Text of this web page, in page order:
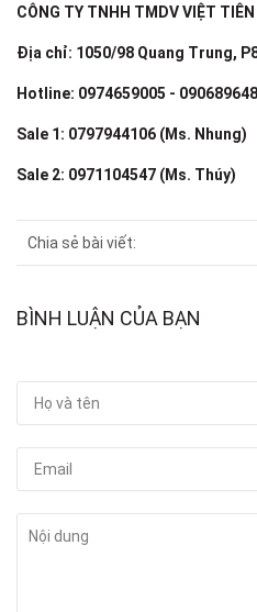
CÔNG TY TNHH TMDV VIỆT TIÊN
Địa chỉ: 1050/98 Quang Trung,
Hotline: 0974659005 -
Sale 1: 0797944106 (Ms. Nhung)
Sale 2: 0971104547 (Ms. Thúy)
Chia sẻ bài viết:
BÌNH LUẬN CỦA BẠN